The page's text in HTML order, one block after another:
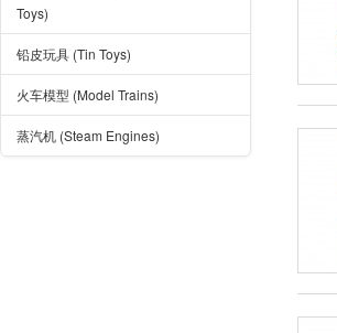
Toys)
铅皮玩具 (Tin Toys)
火车模型 (Model Trains)
蒸汽机 (Steam Engines)